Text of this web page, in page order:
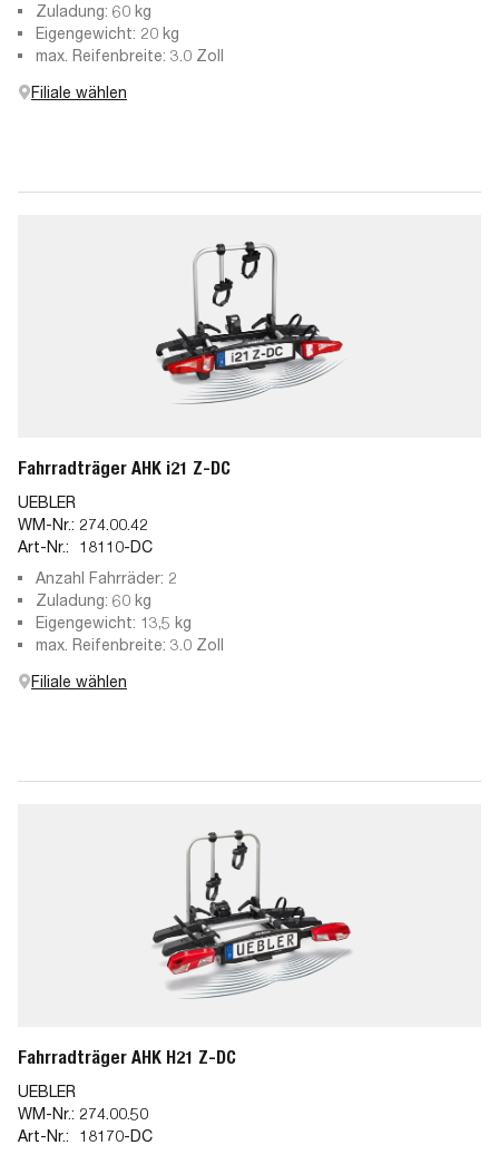
Zuladung: 60 kg
Eigengewicht: 20 kg
max. Reifenbreite: 3.0 Zoll
Filiale wählen
Fahrradträger AHK i21 Z-DC
UEBLER
WM-Nr.: 274.00.42
Art-Nr.:
18110-DC
Anzahl Fahrräder: 2
Zuladung: 60 kg
Eigengewicht: 13,5 kg
max. Reifenbreite: 3.0 Zoll
Filiale wählen
Fahrradträger AHK H21 Z-DC
UEBLER
WM-Nr.: 274.00.50
Art-Nr.:
18170-DC